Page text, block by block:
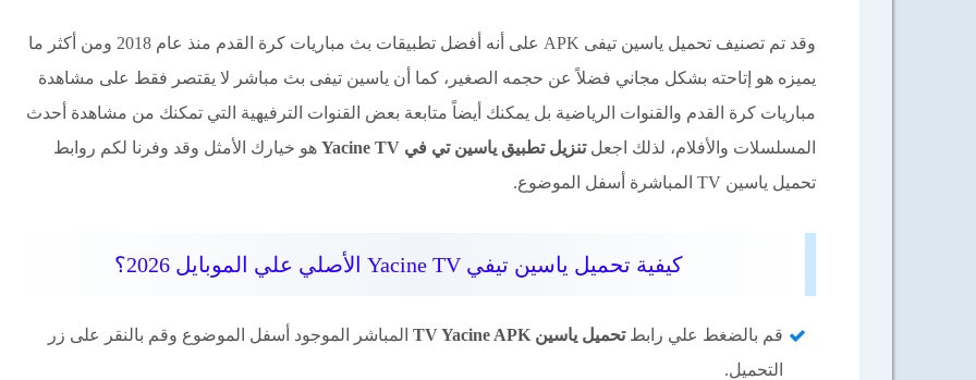
وقد تم تصنيف تحميل ياسين تيفى APK على أنه أفضل تطبيقات بث مباريات كرة القدم منذ عام 2018 ومن أكثر ما
يميزه هو إتاحته بشكل مجاني فضلاً عن حجمه الصغير، كما أن ياسين تيفى بث مباشر لا يقتصر فقط على مشاهدة
مباريات كرة القدم والقنوات الرياضية بل يمكنك أيضاً متابعة بعض القنوات الترفيهية التي تمكنك من مشاهدة أحدث
المسلسلات والأفلام، لذلك اجعلتنزيل تطبيق ياسين تي في Yacine TV
هو خيارك الأمثل وقد وفرنا لكم روابط
تحميل ياسين TV المباشرة أسفل الموضوع.
كيفية تحميل ياسين تيفي Yacine TV الأصلي علي الموبايل 2026؟
قم بالضغط علي رابطتحميل ياسين TV Yacine APK
المباشر الموجود أسفل الموضوع وقم بالنقر على زر
التحميل.